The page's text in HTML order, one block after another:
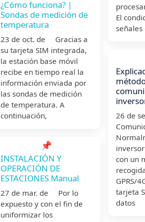
¿Cómo funciona? |
Sondas de medición de
temperatura
23 de oct. de Gracias a
su tarjeta SIM integrada,
la estación base móvil
recibe en tiempo real la
información enviada por
las sondas de medición
de temperatura. A
continuación,
📌
INSTALACIÓN Y
OPERACIÓN DE
ESTACIONES Manual
27 de mar. de Por lo
expuesto y con el fin de
uniformizar los
El
señales
26 de
con un
GPRS/
tarjeta
datos